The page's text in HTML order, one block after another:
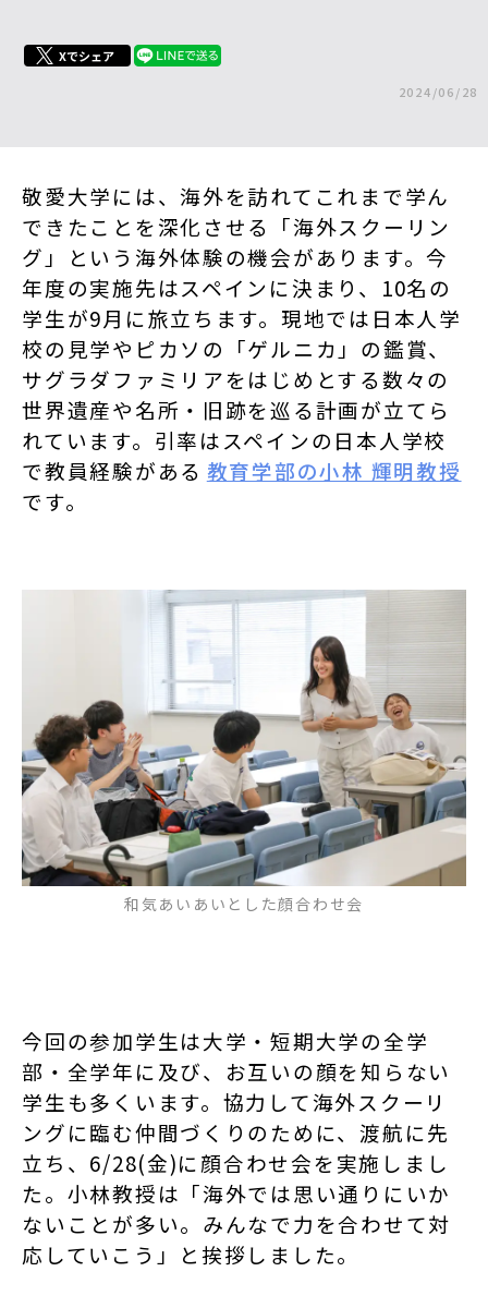
Xでシェア
2024/06/28
敬愛大学には、海外を訪れてこれまで学ん
できたことを深化させる「海外スクーリン
グ」という海外体験の機会があります。今
年度の実施先はスペインに決まり、10名の
学生が9月に旅立ちます。現地では日本人学
校の見学やピカソの「ゲルニカ」の鑑賞、
サグラダファミリアをはじめとする数々の
世界遺産や名所・旧跡を巡る計画が立てら
れています。引率はスペインの日本人学校
で教員経験がある 教育学部の小林 輝明教授
です。
和気あいあいとした顔合わせ会
今回の参加学生は大学・短期大学の全学
部・全学年に及び、お互いの顔を知らない
学生も多くいます。協力して海外スクーリ
ングに臨む仲間づくりのために、渡航に先
立ち、6/28(金)に顔合わせ会を実施しまし
た。小林教授は「海外では思い通りにいか
ないことが多い。みんなで力を合わせて対
応していこう」と挨拶しました。